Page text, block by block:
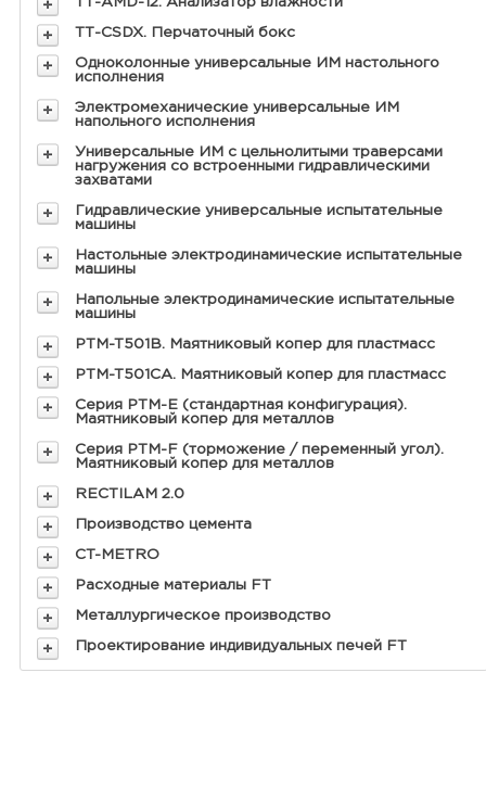
ТТ-CSDX. Перчаточный бокс
Одноколонные универсальные ИМ настольного
исполнения
Электромеханические универсальные ИМ
напольного исполнения
Универсальные ИМ с цельнолитыми траверсами
нагружения со встроенными гидравлическими
захватами
Гидравлические универсальные испытательные
машины
Настольные электродинамические испытательные
машины
Напольные электродинамические испытательные
машины
PTM-T501B. Маятниковый копер для пластмасс
PTM-T501СА. Маятниковый копер для пластмасс
Серия РТМ-Е (стандартная конфигурация).
Маятниковый копер для металлов
Серия РТМ-F (торможение / переменный угол).
Маятниковый копер для металлов
RECTILAM 2.0
Производство цемента
CT-METRO
Расходные материалы FT
Металлургическое производство
Проектирование индивидуальных печей FT